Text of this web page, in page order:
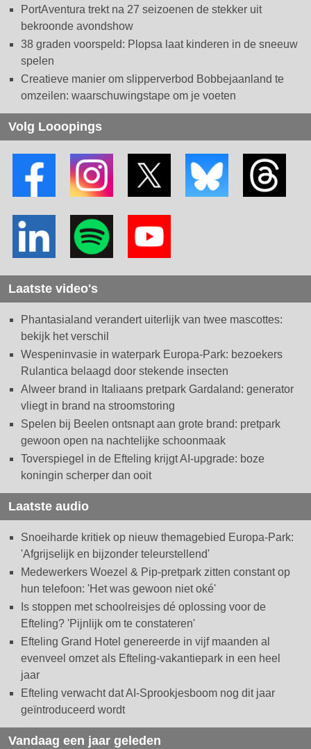
PortAventura trekt na 27 seizoenen de stekker uit
bekroonde avondshow
38 graden voorspeld: Plopsa laat kinderen in de sneeuw
spelen
Creatieve manier om slipperverbod Bobbejaanland te
omzeilen: waarschuwingstape om je voeten
Volg Looopings
Laatste video's
Phantasialand verandert uiterlijk van twee mascottes:
bekijk het verschil
Wespeninvasie in waterpark Europa-Park: bezoekers
Rulantica belaagd door stekende insecten
Alweer brand in Italiaans pretpark Gardaland: generator
vliegt in brand na stroomstoring
Spelen bij Beelen ontsnapt aan grote brand: pretpark
gewoon open na nachtelijke schoonmaak
Toverspiegel in de Efteling krijgt AI-upgrade: boze
koningin scherper dan ooit
Laatste audio
Snoeiharde kritiek op nieuw themagebied Europa-Park:
'Afgrijselijk en bijzonder teleurstellend'
Medewerkers Woezel & Pip-pretpark zitten constant op
hun telefoon: 'Het was gewoon niet oké'
Is stoppen met schoolreisjes dé oplossing voor de
Efteling? 'Pijnlijk om te constateren'
Efteling Grand Hotel genereerde in vijf maanden al
evenveel omzet als Efteling-vakantiepark in een heel
jaar
Efteling verwacht dat AI-Sprookjesboom nog dit jaar
geïntroduceerd wordt
Vandaag een jaar geleden